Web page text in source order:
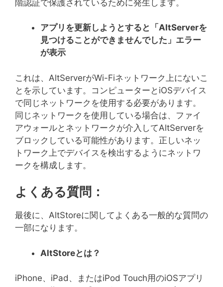
階認証で保護されているために発生します。
アプリを更新しようとすると「 AltServerを
見つけることができませんでした」エラー
が表示
これは、AltServerがWi-Fiネットワーク上にないこ
とを示しています。コンピューターとiOSデバイス
で同じネットワークを使用する必要があります。
同じネットワークを使用している場合は、ファイ
アウォールとネットワークが介入してAltServerを
ブロックしている可能性があります。正しいネッ
トワーク上でデバイスを検出するようにネットワ
ークを構成します。
よくある質問：
最後に、AltStoreに関してよくある一般的な質問の
一部になります。
AltStoreとは？
iPhone、iPad、またはiPod Touch用のiOSアプリ